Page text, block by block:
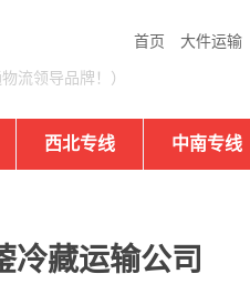
首页 大件运输
流领导品牌！）
西北专线 中南专线
冷藏运输公司